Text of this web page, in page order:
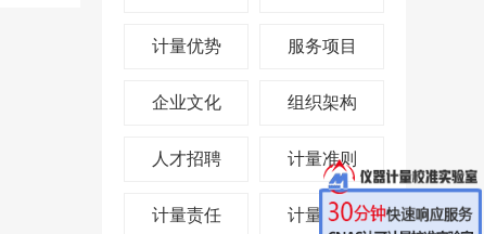
计量优势 服务项目
企业文化 组织架构
人才招聘 计量准则
计量责任 计量投资